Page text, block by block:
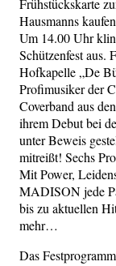
Hausmanns
Um 14.00 Uhr
Schützenfest aus.
Hofkapelle „De
Profimusiker der
Coverband aus
ihrem Debut bei
unter Beweis
mitreißt! Sechs
Mit Power,
MADISON jede
bis zu aktuellen
mehr…
Das